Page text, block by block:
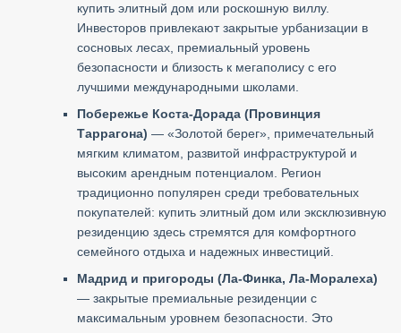
купить элитный дом или роскошную виллу.
Инвесторов привлекают закрытые урбанизации в
сосновых лесах, премиальный уровень
безопасности и близость к мегаполису с его
лучшими международными школами.
Побережье Коста-Дорада (Провинция
Таррагона) — «Золотой берег», примечательный
мягким климатом, развитой инфраструктурой и
высоким арендным потенциалом. Регион
традиционно популярен среди требовательных
покупателей: купить элитный дом или эксклюзивную
резиденцию здесь стремятся для комфортного
семейного отдыха и надежных инвестиций.
Мадрид и пригороды (Ла-Финка, Ла-Моралеха)
— закрытые премиальные резиденции с
максимальным уровнем безопасности. Это